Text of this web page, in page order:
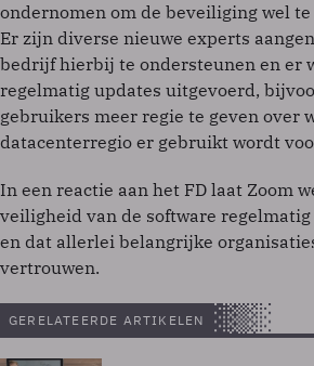
ondernomen om de beveiliging wel
Er zijn diverse nieuwe experts
bedrijf hierbij te ondersteunen en er
regelmatig updates uitgevoerd,
gebruikers meer regie te geven over
datacenterregio er gebruikt wordt
In een reactie aan het FD laat Zoom
veiligheid van de software
en dat allerlei belangrijke
vertrouwen.
GERELATEERDE ARTIKELEN